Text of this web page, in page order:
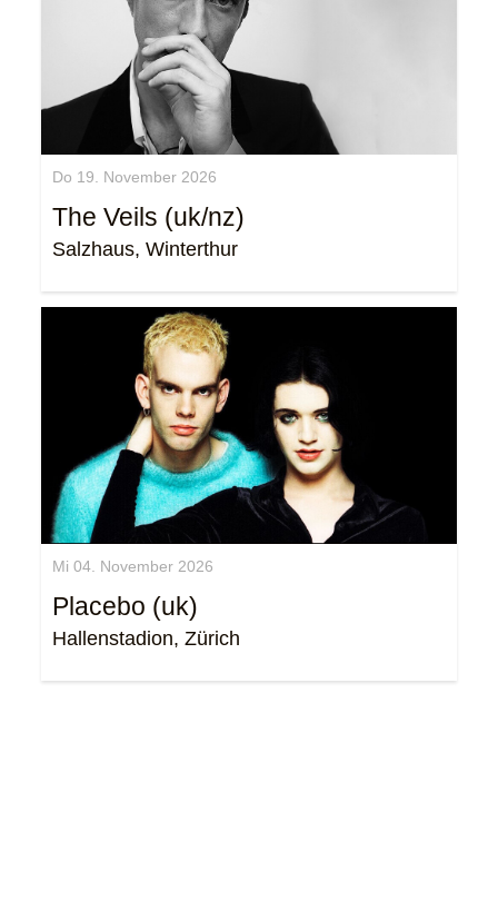
Do 19. November 2026
The Veils (uk/nz)
Salzhaus, Winterthur
Mi 04. November 2026
Placebo (uk)
Hallenstadion, Zürich